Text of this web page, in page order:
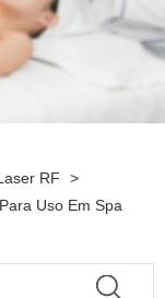
RF
>
Uso Em Spa